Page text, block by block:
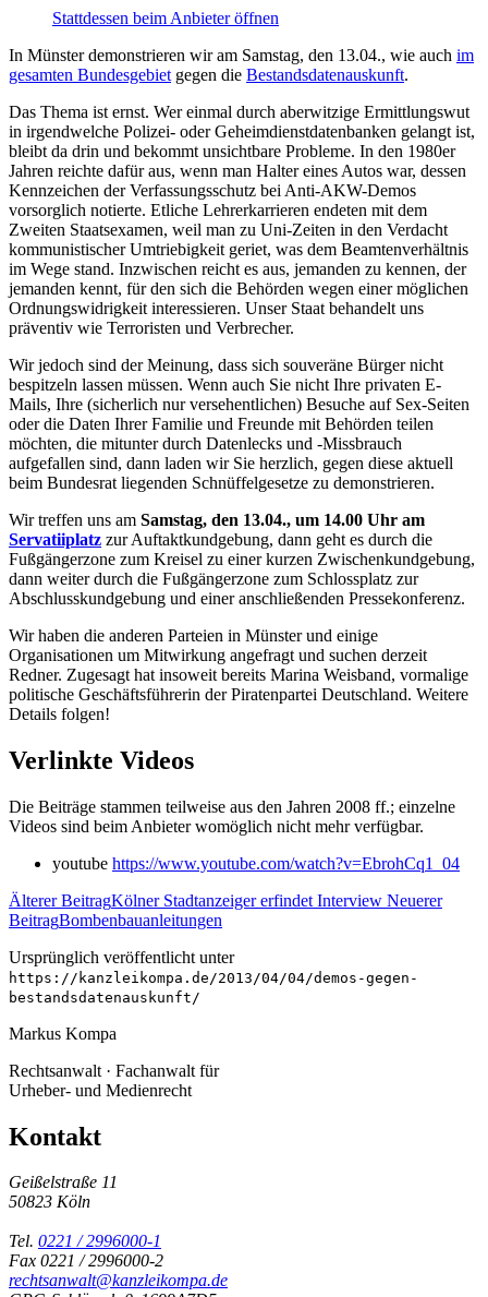
Stattdessen beim Anbieter öffnen
In Münster demonstrieren wir am Samstag, den 13.04., wie auch im
gesamten Bundesgebiet gegen die Bestandsdatenauskunft.
Das Thema ist ernst. Wer einmal durch aberwitzige Ermittlungswut
in irgendwelche Polizei- oder Geheimdienstdatenbanken gelangt ist,
bleibt da drin und bekommt unsichtbare Probleme. In den 1980er
Jahren reichte dafür aus, wenn man Halter eines Autos war, dessen
Kennzeichen der Verfassungsschutz bei Anti-AKW-Demos
vorsorglich notierte. Etliche Lehrerkarrieren endeten mit dem
Zweiten Staatsexamen, weil man zu Uni-Zeiten in den Verdacht
kommunistischer Umtriebigkeit geriet, was dem Beamtenverhältnis
im Wege stand. Inzwischen reicht es aus, jemanden zu kennen, der
jemanden kennt, für den sich die Behörden wegen einer möglichen
Ordnungswidrigkeit interessieren. Unser Staat behandelt uns
präventiv wie Terroristen und Verbrecher.
Wir jedoch sind der Meinung, dass sich souveräne Bürger nicht
bespitzeln lassen müssen. Wenn auch Sie nicht Ihre privaten E-
Mails, Ihre (sicherlich nur versehentlichen) Besuche auf Sex-Seiten
oder die Daten Ihrer Familie und Freunde mit Behörden teilen
möchten, die mitunter durch Datenlecks und -Missbrauch
aufgefallen sind, dann laden wir Sie herzlich, gegen diese aktuell
beim Bundesrat liegenden Schnüffelgesetze zu demonstrieren.
Wir treffen uns am Samstag, den 13.04., um 14.00 Uhr am
Servatiiplatz zur Auftaktkundgebung, dann geht es durch die
Fußgängerzone zum Kreisel zu einer kurzen Zwischenkundgebung,
dann weiter durch die Fußgängerzone zum Schlossplatz zur
Abschlusskundgebung und einer anschließenden Pressekonferenz.
Wir haben die anderen Parteien in Münster und einige
Organisationen um Mitwirkung angefragt und suchen derzeit
Redner. Zugesagt hat insoweit bereits Marina Weisband, vormalige
politische Geschäftsführerin der Piratenpartei Deutschland. Weitere
Details folgen!
Verlinkte Videos
Die Beiträge stammen teilweise aus den Jahren 2008 ff.; einzelne
Videos sind beim Anbieter womöglich nicht mehr verfügbar.
youtube https://www.youtube.com/watch?v=EbrohCq1_04
Älterer BeitragKölner Stadtanzeiger erfindet Interview Neuerer
BeitragBombenbauanleitungen
Ursprünglich veröffentlicht unter
https://kanzleikompa.de/2013/04/04/demos-gegen-
bestandsdatenauskunft/
Markus Kompa
Rechtsanwalt · Fachanwalt für
Urheber- und Medienrecht
Kontakt
Geißelstraße 11
50823 Köln
Tel. 0221 / 2996000-1
Fax 0221 / 2996000-2
rechtsanwalt@kanzleikompa.de